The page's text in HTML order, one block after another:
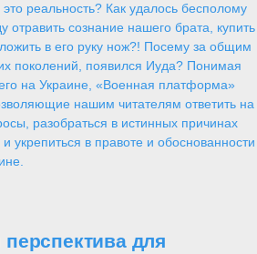
реальность? Как удалось бесполому
отравить сознание нашего брата, купить
в его руку нож?! Посему за общим
поколений, появился Иуда? Понимая
на Украине, «Военная платформа»
нашим читателям ответить на
разобраться в истинных причинах
укрепиться в правоте и обоснованности
для